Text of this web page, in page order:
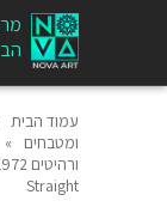
עמוד הבית
ומטבחים
»
Straight